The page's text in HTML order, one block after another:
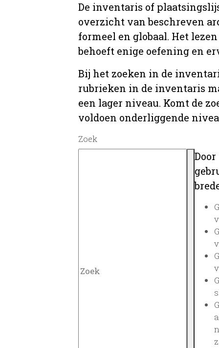
De inventaris of
overzicht van beschreven
formeel en globaal. Het
behoeft enige oefening en
Bij het zoeken in de
rubrieken in de inventaris
een lager niveau. Komt de
voldoen onderliggende
Zoek